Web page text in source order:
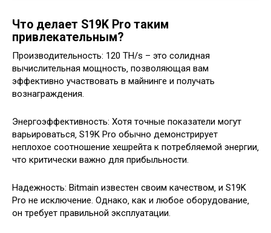
Что делает S19K Pro таким
привлекательным?
Производительность: 120 TH/s – это солидная
вычислительная мощность‚ позволяющая вам
эффективно участвовать в майнинге и получать
вознаграждения.
Энергоэффективность: Хотя точные показатели могут
варьироваться‚ S19K Pro обычно демонстрирует
неплохое соотношение хешрейта к потребляемой энергии‚
что критически важно для прибыльности.
Надежность: Bitmain известен своим качеством‚ и S19K
Pro не исключение. Однако‚ как и любое оборудование‚
он требует правильной эксплуатации.